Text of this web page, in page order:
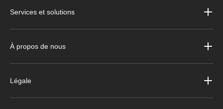
Services et solutions
À propos de nous
Légale